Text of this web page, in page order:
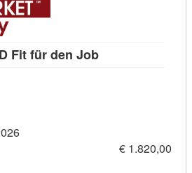
Fit für den JobKursdetail:
€ 1.820,00